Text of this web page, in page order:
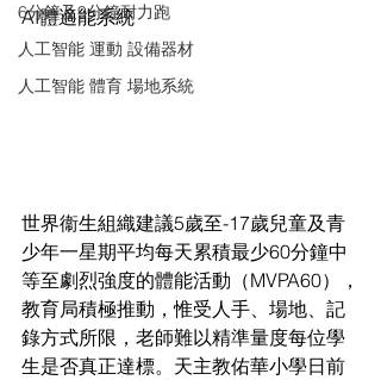
6分鐘及9分鐘耐力跑
人工智能 運動 設備器材
人工智能 體育 場地系統
AI體適能系統
世界衞生組織建議5歲至-17歲兒童及青
少年一星期平均每天累積最少60分鐘中
等至劇烈強度的體能活動（MVPA60），
教育局積極推動，惟受人手、場地、記
錄方式所限，老師難以精準量度每位學
生是否真正達標。天主教佑華小學日前